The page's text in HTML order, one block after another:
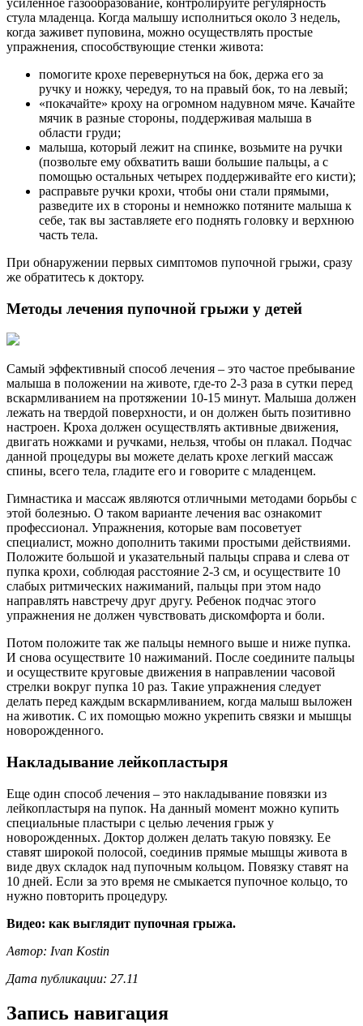
стула младенца. Когда малышу исполниться около 3 недель,
когда заживет пуповина, можно осуществлять простые
упражнения, способствующие стенки живота:
помогите крохе перевернуться на бок, держа его за
ручку и ножку, чередуя, то на правый бок, то на левый;
«покачайте» кроху на огромном надувном мяче. Качайте
мячик в разные стороны, поддерживая малыша в
области груди;
малыша, который лежит на спинке, возьмите на ручки
(позвольте ему обхватить ваши большие пальцы, а с
помощью остальных четырех поддерживайте его кисти);
расправьте ручки крохи, чтобы они стали прямыми,
разведите их в стороны и немножко потяните малыша к
себе, так вы заставляете его поднять головку и верхнюю
часть тела.
При обнаружении первых симптомов пупочной грыжи, сразу
же обратитесь к доктору.
Методы лечения пупочной грыжи у детей
Самый эффективный способ лечения – это частое пребывание
малыша в положении на животе, где-то 2-3 раза в сутки перед
вскармливанием на протяжении 10-15 минут. Малыша должен
лежать на твердой поверхности, и он должен быть позитивно
настроен. Кроха должен осуществлять активные движения,
двигать ножками и ручками, нельзя, чтобы он плакал. Подчас
данной процедуры вы можете делать крохе легкий массаж
спины, всего тела, гладите его и говорите с младенцем.
Гимнастика и массаж являются отличными методами борьбы с
этой болезнью. О таком варианте лечения вас ознакомит
профессионал. Упражнения, которые вам посоветует
специалист, можно дополнить такими простыми действиями.
Положите большой и указательный пальцы справа и слева от
пупка крохи, соблюдая расстояние 2-3 см, и осуществите 10
слабых ритмических нажиманий, пальцы при этом надо
направлять навстречу друг другу. Ребенок подчас этого
упражнения не должен чувствовать дискомфорта и боли.
Потом положите так же пальцы немного выше и ниже пупка.
И снова осуществите 10 нажиманий. После соедините пальцы
и осуществите круговые движения в направлении часовой
стрелки вокруг пупка 10 раз. Такие упражнения следует
делать перед каждым вскармливанием, когда малыш выложен
на животик. С их помощью можно укрепить связки и мышцы
новорожденного.
Накладывание лейкопластыря
Еще один способ лечения – это накладывание повязки из
лейкопластыря на пупок. На данный момент можно купить
специальные пластыри с целью лечения грыж у
новорожденных. Доктор должен делать такую повязку. Ее
ставят широкой полосой, соединив прямые мышцы живота в
виде двух складок над пупочным кольцом. Повязку ставят на
10 дней. Если за это время не смыкается пупочное кольцо, то
нужно повторить процедуру.
Видео: как выглядит пупочная грыжа.
Автор: Ivan Kostin
Дата публикации: 27.11
Запись навигация